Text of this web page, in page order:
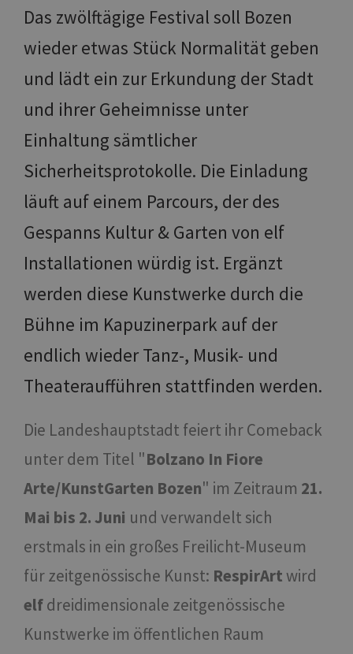
Das zwölftägige Festival soll Bozen
wieder etwas Stück Normalität geben
und lädt ein zur Erkundung der Stadt
und ihrer Geheimnisse unter
Einhaltung sämtlicher
Sicherheitsprotokolle. Die Einladung
läuft auf einem Parcours, der des
Gespanns Kultur & Garten von elf
Installationen würdig ist. Ergänzt
werden diese Kunstwerke durch die
Bühne im Kapuzinerpark auf der
endlich wieder Tanz-, Musik- und
Theateraufführen stattfinden werden.
Die Landeshauptstadt feiert ihr Comeback
unter dem Titel "Bolzano In Fiore
Arte/KunstGarten Bozen" im Zeitraum 21.
Mai bis 2. Juni und verwandelt sich
erstmals in ein großes Freilicht-Museum
für zeitgenössische Kunst: RespirArtwird
elfdreidimensionale zeitgenössische
Kunstwerke im öffentlichen Raum